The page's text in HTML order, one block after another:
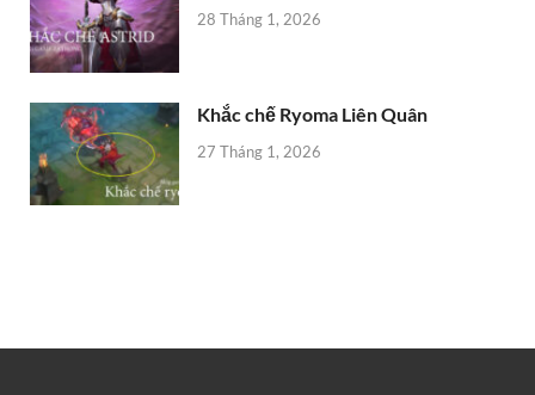
28 Tháng 1, 2026
Khắc chế Ryoma Liên Quân
27 Tháng 1, 2026